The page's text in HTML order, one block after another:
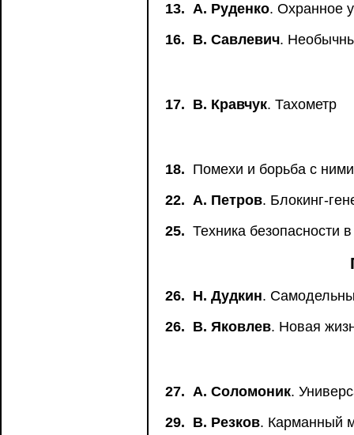
13. А. Руденко. Охранное
16. В. Савлевич.
17. В. Кравчук. Тахометр
18. Помехи и борьба с ними
22. А. Петров. Блокинг-
25. Техника безопасности
26. Н. Дудкин.
26. В. Яковлев. Новая
27. А. Соломоник.
29. В. Резков. Карманный